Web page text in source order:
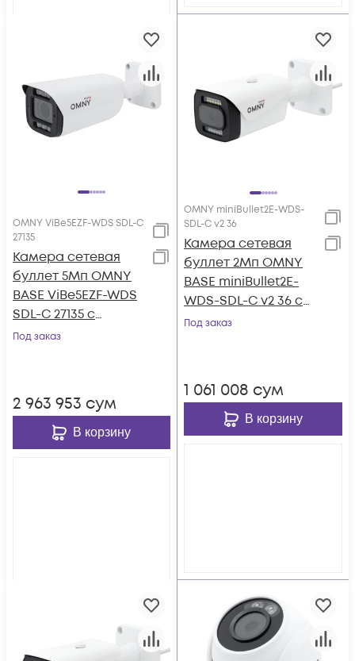
OMNY ViBe5EZF-WDS SDL-C
27135
Камера сетевая
буллет 5Мп OMNY
BASE ViBe5EZF-WDS
SDL-C 27135 с
двойной
Под заказ
2 963 953 сум
В корзину
OMNY miniBullet2E-WDS-
SDL-C v2 36
Камера сетевая
буллет 2Мп OMNY
BASE miniBullet2E-
WDS-SDL-C v2 36 с
двойной
Под заказ
1 061 008 сум
В корзину